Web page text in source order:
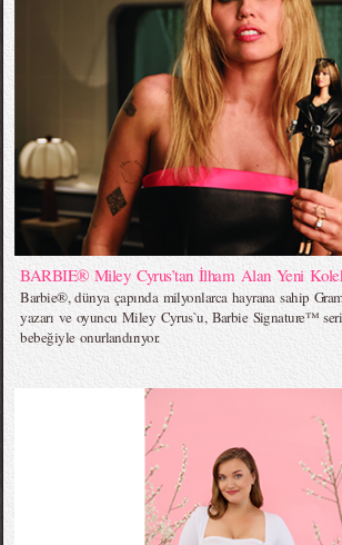
BARBIE® Miley Cyrus’tan İlham Alan Yeni
Barbie®, dünya çapında milyonlarca hayrana sahip
yazarı ve oyuncu Miley Cyrus`u, Barbie Signature™
bebeğiyle onurlandırıyor.